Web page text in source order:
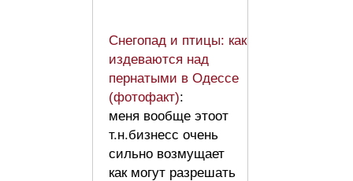
Снегопад и птицы: как
издеваются над
пернатыми в Одессе
(фотофакт):
меня вообще этоот
т.н.бизнесс очень
сильно возмущает
как могут разрешать